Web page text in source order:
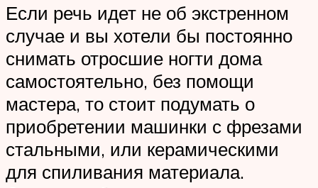
Если речь идет не об экстренном
случае и вы хотели бы постоянно
снимать отросшие ногти дома
самостоятельно, без помощи
мастера, то стоит подумать о
приобретении машинки с фрезами
стальными, или керамическими
для спиливания материала.